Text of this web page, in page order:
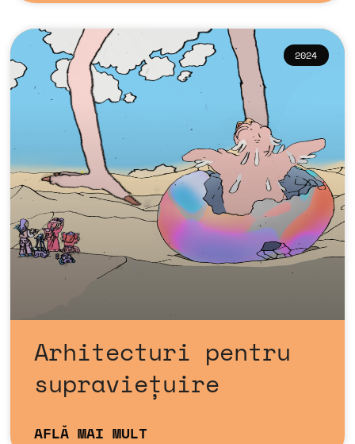
2024
Arhitecturi pentru
supraviețuire
AFLĂ MAI MULT